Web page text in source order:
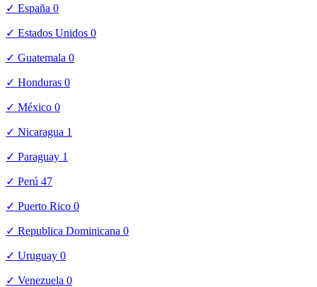
✓ España 0
✓ Estados Unidos 0
✓ Guatemala 0
✓ Honduras 0
✓ México 0
✓ Nicaragua 1
✓ Paraguay 1
✓ Perú 47
✓ Puerto Rico 0
✓ Republica Dominicana 0
✓ Uruguay 0
✓ Venezuela 0